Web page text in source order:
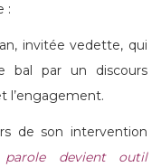
:
invitée vedette, qui
bal par un discours
l’engagement.
de son intervention
devient outil